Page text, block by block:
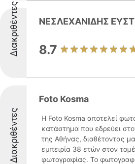
Διακριθέντες ΝΕΣΛΕΧΑΝΙΔΗΣ
8.7
Διακριθέντες
Foto Kosma
Η Foto Kosma αποτελεί
κατάστημα που εδρεύει
της Αθήνας, διαθέτοντας
εμπειρία 38 ετών στον
φωτογραφίας. Το